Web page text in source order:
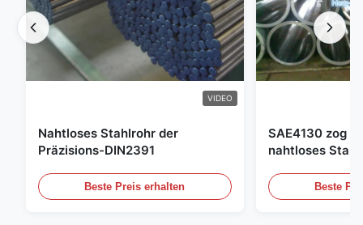
VIDEO
Nahtloses Stahlrohr der
Präzisions-DIN2391
Beste Preis erhalten
SAE4130 zog
nahtloses
Beste